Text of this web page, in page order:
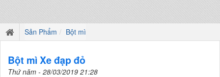
Sản Phẩm Bột mì
Bột mì Xe đạp đỏ
Thứ năm - 28/03/2019 21:28